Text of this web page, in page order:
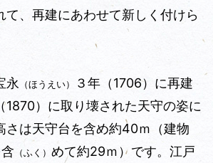
て、再建にあわせて新しく付けら
永 （ほうえい）
３年（1706）に再建
1870）に取り壊された天守の姿に
さは天守台を含め約40ｍ（建物
（ふく） めて約29ｍ）です。江戸